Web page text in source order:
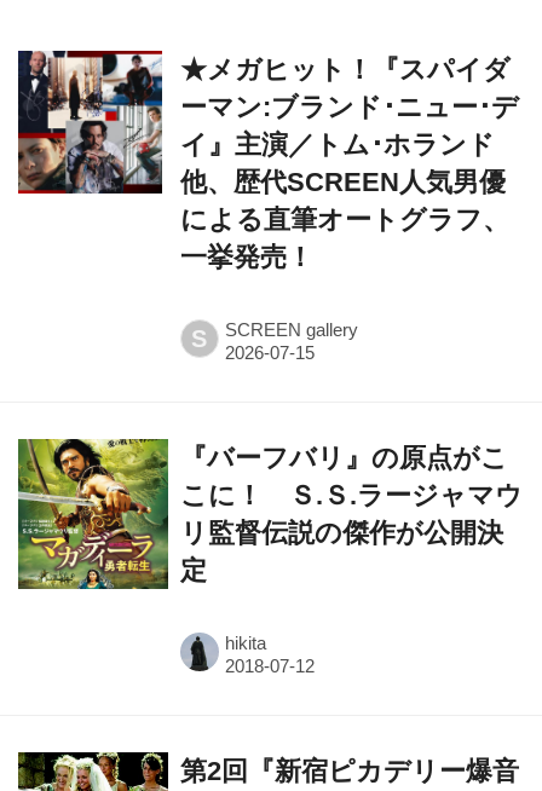
★メガヒット！『スパイダ
ーマン:ブランド･ニュー･デ
イ』主演／トム･ホランド
他、歴代SCREEN人気男優
による直筆オートグラフ、
一挙発売！
S SCREEN gallery
『バーフバリ』の原点がこ
こに！ Ｓ.Ｓ.ラージャマウ
リ監督伝説の傑作が公開決
定
hikita
第2回『新宿ピカデリー爆音